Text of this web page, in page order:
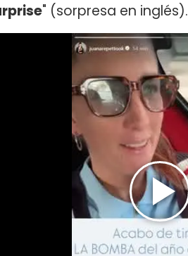
" (sorpresa en inglés).